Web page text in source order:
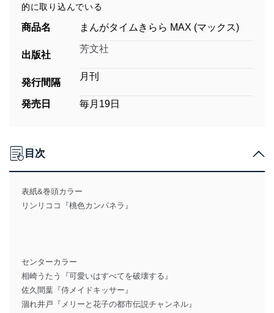
的に取り込んでいる
商品名 まんがタイムきらら MAX (マックス)
出版社
芳文社
発行間隔
月刊
発売日 毎月19日
目次
表紙&巻頭カラー
リンリココ『桃色カンパネラ』
センターカラー
相崎うたう『可愛いはすべてを破壊する』
佐久間葉『侍メイドキッサー』
涸れ井戸『メリーと花子の都市伝説チャンネル』